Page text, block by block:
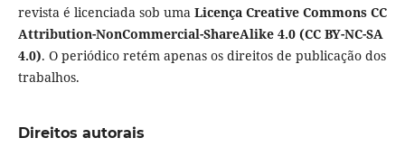
revista é licenciada sob uma Licença Creative Commons CC
Attribution-NonCommercial-ShareAlike 4.0 (CC BY-NC-SA
4.0). O periódico retém apenas os direitos de publicação dos
trabalhos.
Direitos autorais